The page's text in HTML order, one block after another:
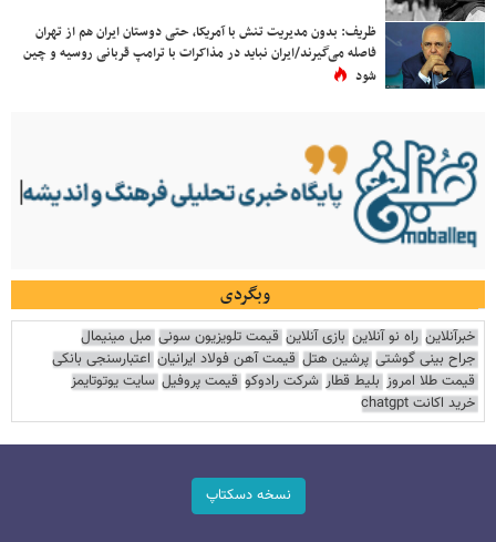
ظریف: بدون مدیریت تنش با آمریکا، حتی دوستان ایران هم از تهران
فاصله می‌گیرند/ایران نباید در مذاکرات با ترامپ قربانی روسیه و چین
شود
وبگردی
خبرآنلاین راه نو آنلاین بازی آنلاین قیمت تلویزیون سونی مبل مینیمال
جراح بینی گوشتی پرشین هتل قیمت آهن فولاد ایرانیان اعتبارسنجی بانکی
قیمت طلا امروز بلیط قطار شرکت رادوکو قیمت پروفیل سایت یوتوتایمز
خرید اکانت chatgpt
نسخه دسکتاپ